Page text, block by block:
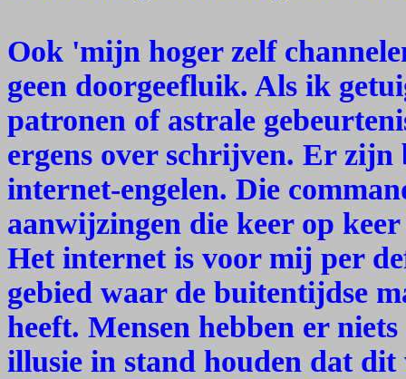
Ook 'mijn hoger zelf
geen doorgeefluik. Als ik
patronen of astrale
ergens over schrijven. Er zijn
internet-engelen. Die
aanwijzingen die keer op
Het internet is voor mij per
gebied waar de buitentijdse
heeft. Mensen hebben er
illusie in stand houden dat dit